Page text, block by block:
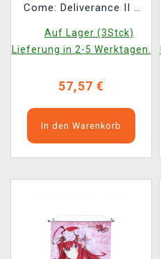
Come: Deliverance II -
Auf Lager (3Stck)
Lieferung in 2-5 Werktagen.
57,57 €
In den Warenkorb